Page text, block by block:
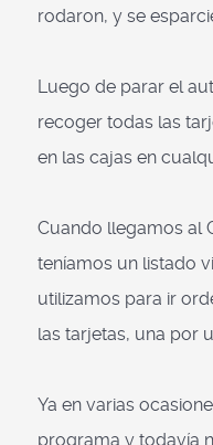
rodaron, y se
Luego de parar el
recoger todas las
en las cajas en
Cuando llegamos al
teníamos un listado
utilizamos para ir
las tarjetas, una por
Ya en varias
programa y todavía